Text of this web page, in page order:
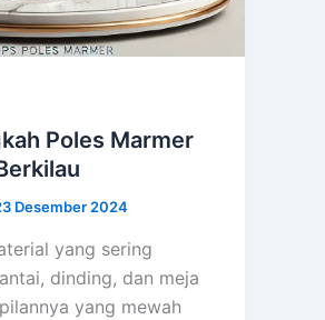
Poles Marmer
Desember 2024
yang sering
dinding, dan meja
yang mewah